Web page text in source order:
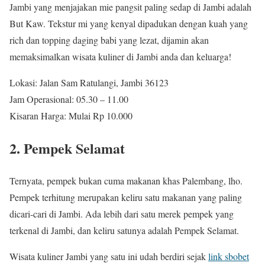
Jambi yang menjajakan mie pangsit paling sedap di Jambi adalah
But Kaw. Tekstur mi yang kenyal dipadukan dengan kuah yang
rich dan topping daging babi yang lezat, dijamin akan
memaksimalkan wisata kuliner di Jambi anda dan keluarga!
Lokasi: Jalan Sam Ratulangi, Jambi 36123
Jam Operasional: 05.30 – 11.00
Kisaran Harga: Mulai Rp 10.000
2. Pempek Selamat
Ternyata, pempek bukan cuma makanan khas Palembang, lho.
Pempek terhitung merupakan keliru satu makanan yang paling
dicari-cari di Jambi. Ada lebih dari satu merek pempek yang
terkenal di Jambi, dan keliru satunya adalah Pempek Selamat.
Wisata kuliner Jambi yang satu ini udah berdiri sejaklink sbobet